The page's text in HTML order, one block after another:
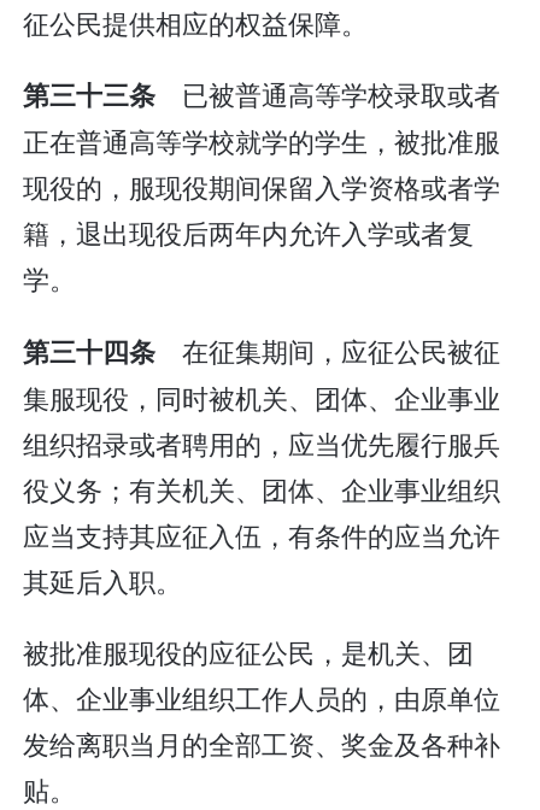
征公民提供相应的权益保障。
第三十三条 已被普通高等学校录取或者
正在普通高等学校就学的学生，被批准服
现役的，服现役期间保留入学资格或者学
籍，退出现役后两年内允许入学或者复
学。
第三十四条 在征集期间，应征公民被征
集服现役，同时被机关、团体、企业事业
组织招录或者聘用的，应当优先履行服兵
役义务；有关机关、团体、企业事业组织
应当支持其应征入伍，有条件的应当允许
其延后入职。
被批准服现役的应征公民，是机关、团
体、企业事业组织工作人员的，由原单位
发给离职当月的全部工资、奖金及各种补
贴。